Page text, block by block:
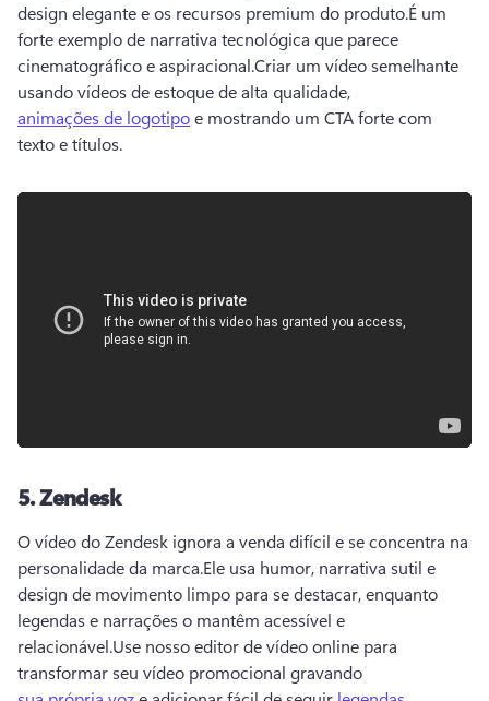
design elegante e os recursos premium do produto.É um
forte exemplo de narrativa tecnológica que parece
cinematográfico e aspiracional.Criar um vídeo semelhante
usando vídeos de estoque de alta qualidade,
animações de logotipo e mostrando um CTA forte com
texto e títulos.
5.Zendesk
O vídeo do Zendesk ignora a venda difícil e se concentra na
personalidade da marca.Ele usa humor, narrativa sutil e
design de movimento limpo para se destacar, enquanto
legendas e narrações o mantêm acessível e
relacionável.Use nosso editor de vídeo online para
transformar seu vídeo promocional gravando